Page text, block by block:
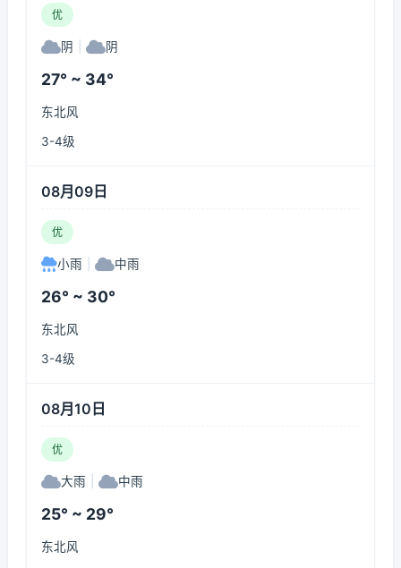
优
阴 阴
27° ~ 34°
东北风
3-4级
08月09日
优
小雨 中雨
26° ~ 30°
东北风
3-4级
08月10日
优
大雨 中雨
25° ~ 29°
东北风